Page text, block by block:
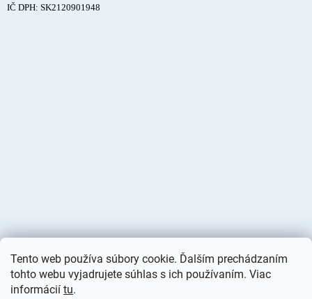
Tento web používa súbory cookie. Ďalším prechádzaním
tohto webu vyjadrujete súhlas s ich používaním. Viac
informácií tu.
IČ DPH: SK2120901948